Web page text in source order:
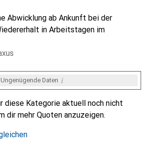
Abwicklung ab Ankunft bei der
in Arbeitstagen im
Ungenügende Daten i
iiii
diese Kategorie aktuell noch nicht
dir mehr Quoten anzuzeigen.